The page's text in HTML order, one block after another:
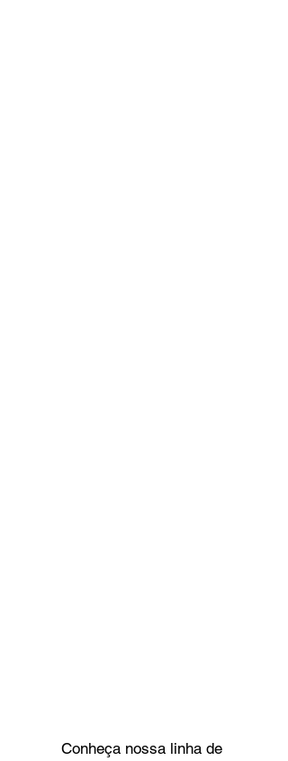
Conheça nossa linha de